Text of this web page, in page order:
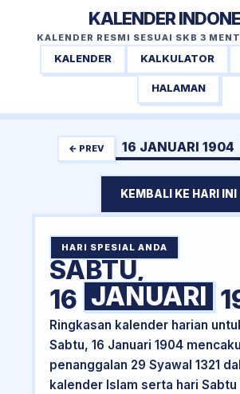
KALENDER
KALENDER RESMI SESUAI SKB 3
KALENDER KALKULATOR
HALAMAN
← PREV 16 JANUARI 1904
KEMBALI KE HARI INI
HARI SPESIAL ANDA
SABTU,
16 JANUARI
Ringkasan kalender harian
Sabtu, 16 Januari 1904
penanggalan 29 Syawal 1321
kalender Islam serta hari Sabtu